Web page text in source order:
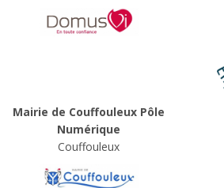
Mairie de Couffouleux Pôle
Numérique
Couffouleux